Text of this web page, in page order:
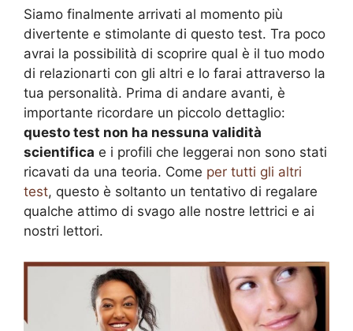
Siamo finalmente arrivati al momento più
divertente e stimolante di questo test. Tra poco
avrai la possibilità di scoprire qual è il tuo modo
di relazionarti con gli altri e lo farai attraverso la
tua personalità. Prima di andare avanti, è
importante ricordare un piccolo dettaglio:
questo test non ha nessuna validità
scientifica e i profili che leggerai non sono stati
ricavati da una teoria. Come per tutti gli altri
test, questo è soltanto un tentativo di regalare
qualche attimo di svago alle nostre lettrici e ai
nostri lettori.